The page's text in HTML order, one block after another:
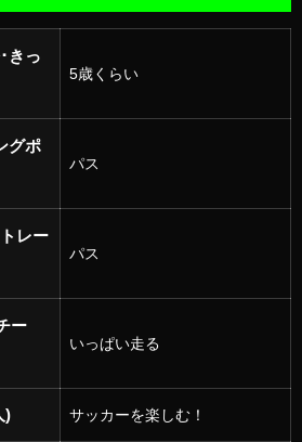
きっ
5歳くらい
グポ
パス
レー
パス
ー
いっぱい走る
) サッカーを楽しむ！